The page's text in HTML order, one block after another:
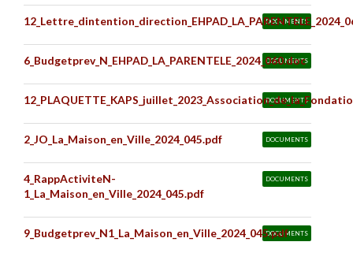
DOCUMENTS
DOCUMENTS
6_Budgetprev_N_EHPAD_LA_PARENTELE_2024_060.doc
DOCUMENTS
DOCUMENTS
2_JO_La_Maison_en_Ville_2024_045.pdf
DOCUMENTS
4_RappActiviteN-
1_La_Maison_en_Ville_2024_045.pdf
DOCUMENTS
9_Budgetprev_N1_La_Maison_en_Ville_2024_045.pdf